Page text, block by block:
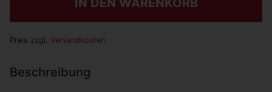
Preis zzgl. Versandkosten
Beschreibung